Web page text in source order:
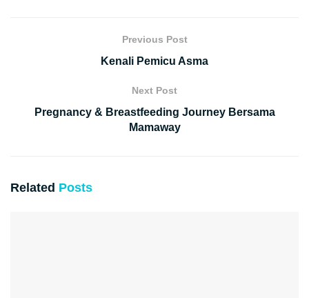
Previous Post
Kenali Pemicu Asma
Next Post
Pregnancy & Breastfeeding Journey Bersama
Mamaway
Related Posts